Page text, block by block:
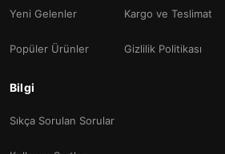
Yeni Gelenler
Popüler Ürünler
Kargo ve Teslimat
Gizlilik Politikası
Bilgi
Sıkça Sorulan Sorular